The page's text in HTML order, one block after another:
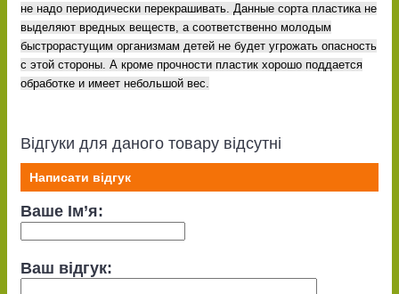
не надо периодически перекрашивать. Данные сорта пластика не
выделяют вредных веществ, а соответственно молодым
быстрорастущим организмам детей не будет угрожать опасность
с этой стороны. А кроме прочности пластик хорошо поддается
обработке и имеет небольшой вес.
Відгуки для даного товару відсутні
Написати відгук
Ваше Ім’я:
Ваш відгук: